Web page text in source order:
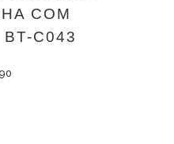
COM
C043